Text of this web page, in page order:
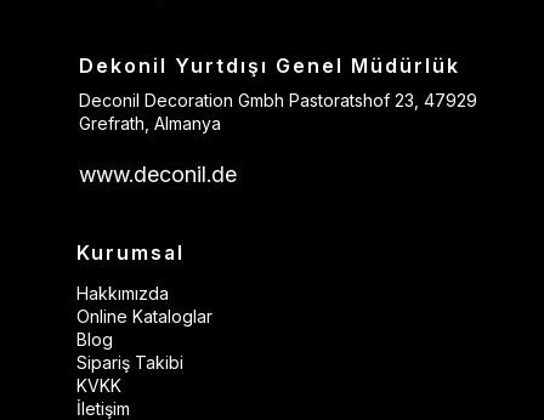
Dekonil Yurtdışı Genel Müdürlük
Deconil Decoration Gmbh Pastoratshof 23, 47929
Grefrath, Almanya
www.deconil.de
Kurumsal
Hakkımızda
Online Kataloglar
Blog
Sipariş Takibi
KVKK
İletişim